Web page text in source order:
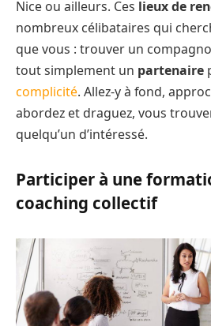
Nice ou ailleurs. Ces lieux de
nombreux célibataires qui
que vous : trouver un
tout simplement un partenaire
complicité. Allez-y à fond,
abordez et draguez, vous
quelqu’un d’intéressé.
Participer à une
coaching collectif